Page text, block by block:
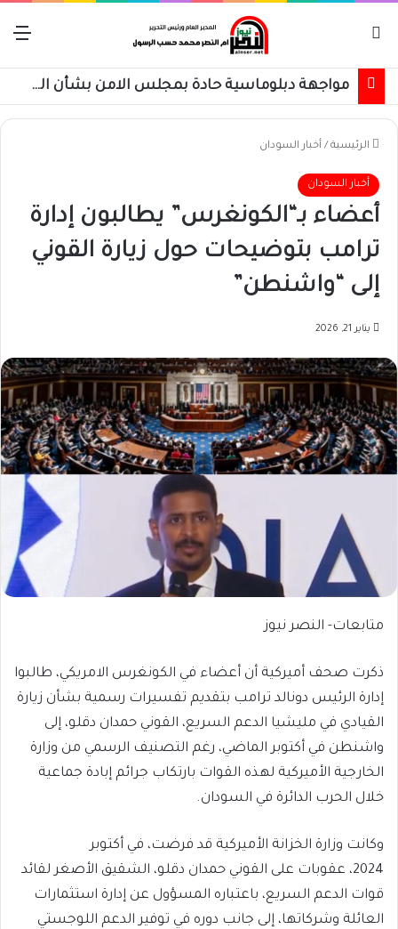
حركة مسلحة تطالب رئيس الوزراء بتنفيذ إتفاق السلام نصاً
الرئيسية / أخبار السودان
أخبار السودان
أعضاء بـ“الكونغرس” يطالبون إدارة
ترامب بتوضيحات حول زيارة القوني
إلى “واشنطن”
يناير 21, 2026
متابعات- النصر نيوز
ذكرت صحف أميركية أن أعضاء في الكونغرس الامريكي، طالبوا
إدارة الرئيس دونالد ترامب بتقديم تفسيرات رسمية بشأن زيارة
القيادي في مليشيا الدعم السريع، القوني حمدان دقلو، إلى
واشنطن في أكتوبر الماضي، رغم التصنيف الرسمي من وزارة
الخارجية الأميركية لهذه القوات بارتكاب جرائم إبادة جماعية
خلال الحرب الدائرة في السودان.
وكانت وزارة الخزانة الأميركية قد فرضت، في أكتوبر
2024، عقوبات على القوني حمدان دقلو، الشقيق الأصغر لقائد
قوات الدعم السريع، باعتباره المسؤول عن إدارة استثمارات
العائلة وشركاتها، إلى جانب دوره في توفير الدعم اللوجستي